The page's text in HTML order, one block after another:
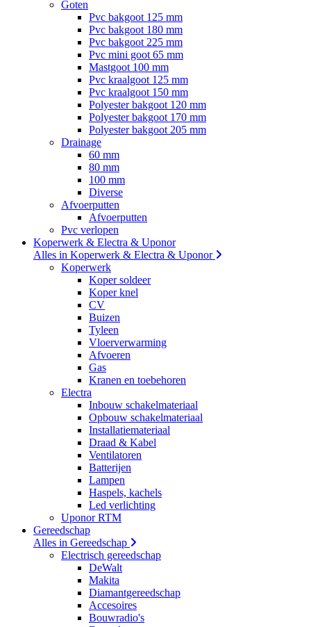
Goten
Pvc bakgoot 125 mm
Pvc bakgoot 180 mm
Pvc bakgoot 225 mm
Pvc mini goot 65 mm
Mastgoot 100 mm
Pvc kraalgoot 125 mm
Pvc kraalgoot 150 mm
Polyester bakgoot 120 mm
Polyester bakgoot 170 mm
Polyester bakgoot 205 mm
Drainage
60 mm
80 mm
100 mm
Diverse
Afvoerputten
Afvoerputten
Pvc verlopen
Koperwerk & Electra & Uponor
Alles in Koperwerk & Electra & Uponor
Koperwerk
Koper soldeer
Koper knel
CV
Buizen
Tyleen
Vloerverwarming
Afvoeren
Gas
Kranen en toebehoren
Electra
Inbouw schakelmateriaal
Opbouw schakelmateriaal
Installatiemateriaal
Draad & Kabel
Ventilatoren
Batterijen
Lampen
Haspels, kachels
Led verlichting
Uponor RTM
Gereedschap
Alles in Gereedschap
Electrisch gereedschap
DeWalt
Makita
Diamantgereedschap
Accesoires
Bouwradio's